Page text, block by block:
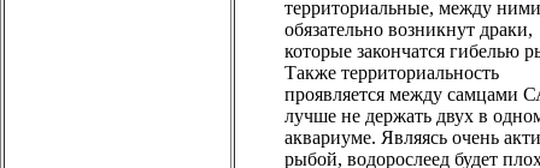
территориальные, между ними
обязательно возникнут драки,
которые закончатся гибелью
Также территориальность
проявляется между самцами
лучше не держать двух в
аквариуме. Являясь очень
рыбой, водорослеед будет